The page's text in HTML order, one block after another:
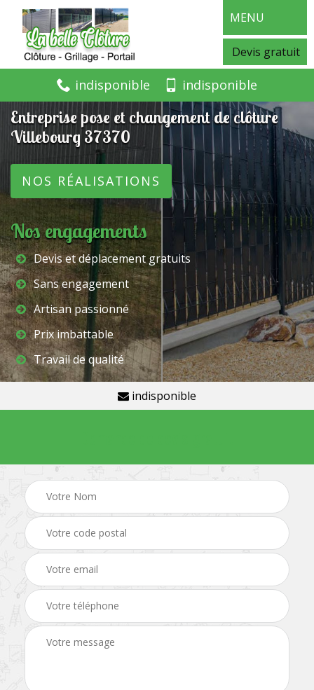
MENU
Devis gratuit
indisponible indisponible
Entreprise pose et changement de clôture
Villebourg 37370
NOS RÉALISATIONS
Nos engagements
Devis et déplacement gratuits
Sans engagement
Artisan passionné
Prix imbattable
Travail de qualité
indisponible